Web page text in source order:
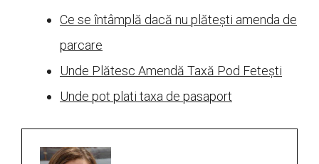
Ce se întâmplă dacă nu plătești amenda de
parcare
Unde Plătesc Amendă Taxă Pod Fetești
Unde pot plati taxa de pasaport